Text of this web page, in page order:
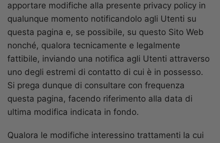
apportare modifiche alla presente privacy policy in
qualunque momento notificandolo agli Utenti su
questa pagina e, se possibile, su questo Sito Web
nonché, qualora tecnicamente e legalmente
fattibile, inviando una notifica agli Utenti attraverso
uno degli estremi di contatto di cui è in possesso.
Si prega dunque di consultare con frequenza
questa pagina, facendo riferimento alla data di
ultima modifica indicata in fondo.
Qualora le modifiche interessino trattamenti la cui